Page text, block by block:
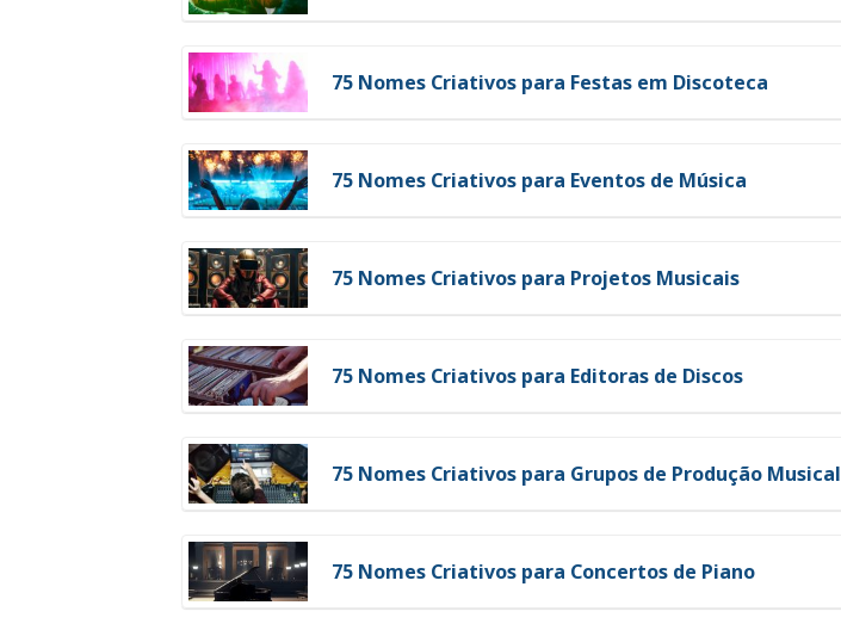
75 Nomes Criativos para Festas em Discoteca
75 Nomes Criativos para Eventos de Música
75 Nomes Criativos para Projetos Musicais
75 Nomes Criativos para Editoras de Discos
75 Nomes Criativos para Grupos de Produção Musical
75 Nomes Criativos para Concertos de Piano